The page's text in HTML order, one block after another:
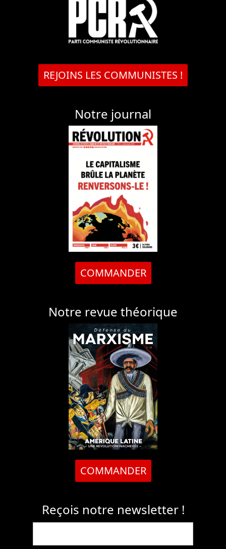
REJOINS LES COMMUNISTES !
Notre journal
COMMANDER
Notre revue théorique
COMMANDER
Reçois notre newsletter !